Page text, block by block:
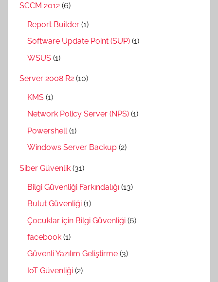
SCCM 2012 (6)
Report Builder (1)
Software Update Point (SUP) (1)
WSUS (1)
Server 2008 R2 (10)
KMS (1)
Network Policy Server (NPS) (1)
Powershell(1)
Windows Server Backup (2)
Siber Güvenlik (31)
Bilgi Güvenliği Farkındalığı (13)
Bulut Güvenliği (1)
Çocuklar için Bilgi Güvenliği (6)
facebook (1)
Güvenli Yazılım Geliştirme (3)
IoT Güvenliği (2)